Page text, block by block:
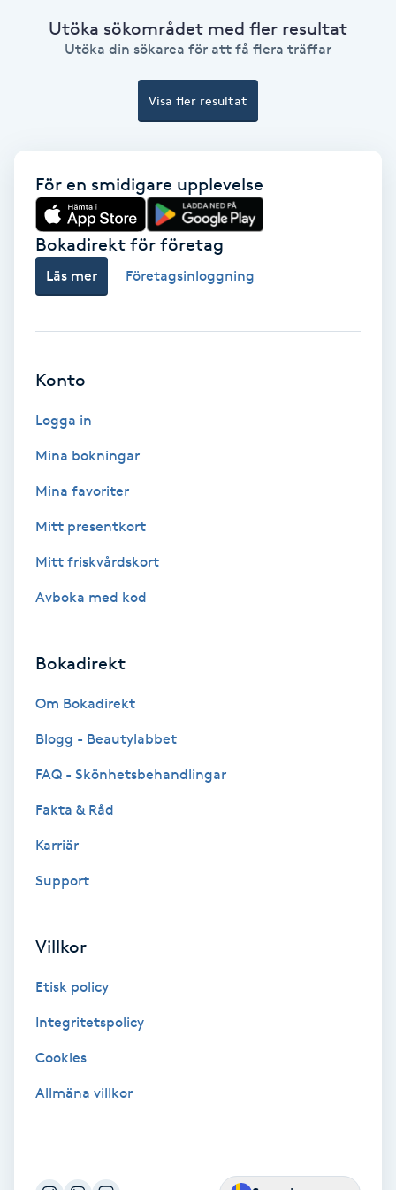
Ansiktsbehandling djuprengörande
Bambumassage
Barber
Barnklippning
BIAB
Blowout
Brynformning
Brynfärgning
Celluliter
Color correction
Cryoterapi
Diamantslipning
Enzympeeling
Extensions
Utöka sökområdet med fler resultat
Utöka din sökarea för att få flera träffar
Visa fler resultat
För en smidigare upplevelse
Bokadirekt för företag
Läs mer Företagsinloggning
Konto
Logga in
Mina bokningar
Mina favoriter
Mitt presentkort
Mitt friskvårdskort
Avboka med kod
Bokadirekt
Om Bokadirekt
Blogg - Beautylabbet
FAQ - Skönhetsbehandlingar
Fakta & Råd
Karriär
Support
Villkor
Etisk policy
Integritetspolicy
Cookies
Allmäna villkor